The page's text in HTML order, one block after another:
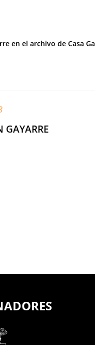
en el archivo de Casa
GAYARRE